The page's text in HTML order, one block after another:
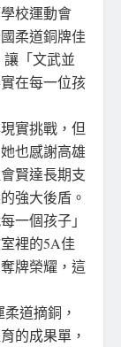
校運動會
柔道銅牌佳
「文武並
在每一位孩
實挑戰，但
也感謝高雄
賢達長期支
強大後盾。
一個孩子」
裡的5A佳
牌榮耀，這
道摘銅，
的成果單，